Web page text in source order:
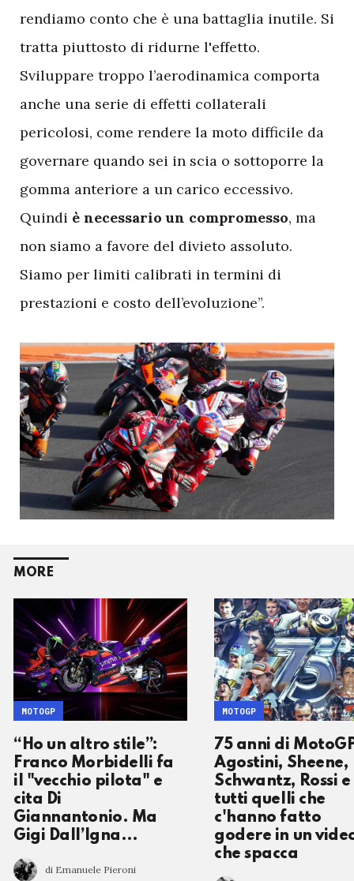
rendiamo conto che è una battaglia inutile. Si
tratta piuttosto di ridurne l'effetto.
Sviluppare troppo l’aerodinamica comporta
anche una serie di effetti collaterali
pericolosi, come rendere la moto difficile da
governare quando sei in scia o sottoporre la
gomma anteriore a un carico eccessivo.
Quindi è necessario un compromesso, ma
non siamo a favore del divieto assoluto.
Siamo per limiti calibrati in termini di
prestazioni e costo dell’evoluzione”.
MORE
“Ho un altro stile”:
Franco Morbidelli fa
il "vecchio pilota" e
cita Di
Giannantonio. Ma
Gigi Dall’Igna…
di Emanuele Pieroni
MOTOGP
75 anni di
Agostini, Sheene,
Schwantz, Rossi e
tutti quelli che
c'hanno fatto
godere in un
che spacca
MOTOGP